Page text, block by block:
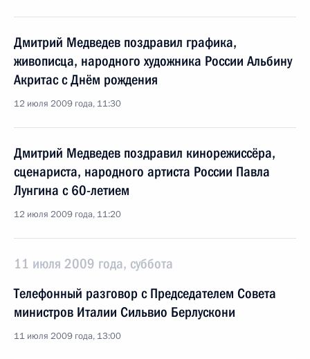
Дмитрий Медведев поздравил графика,
живописца, народного художника России Альбину
Акритас с Днём рождения
12 июля 2009 года, 11:30
Дмитрий Медведев поздравил кинорежиссёра,
сценариста, народного артиста России Павла
Лунгина с 60-летием
12 июля 2009 года, 11:20
11 июля 2009 года, суббота
Телефонный разговор с Председателем Совета
министров Италии Сильвио Берлускони
11 июля 2009 года, 13:00